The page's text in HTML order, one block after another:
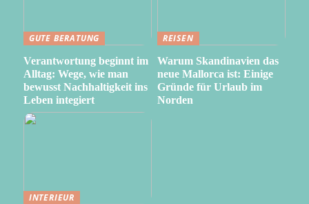
GUTE BERATUNG
Verantwortung beginnt im
Alltag: Wege, wie man
bewusst Nachhaltigkeit ins
Leben integiert
REISEN
Warum Skandinavien das
neue Mallorca ist: Einige
Gründe für Urlaub im
Norden
INTERIEUR